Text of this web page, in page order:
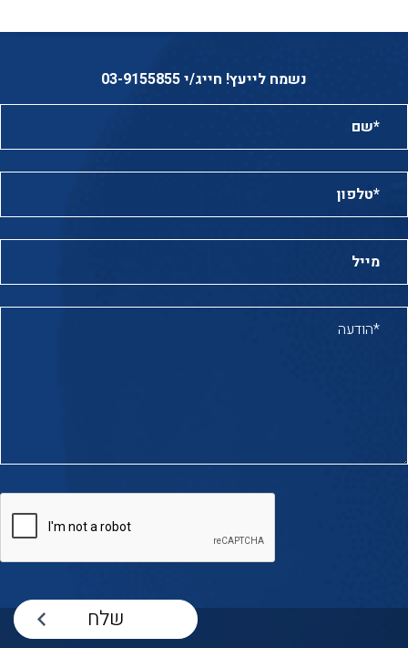
נשמח לייעץ! חייג/י 03-9155855